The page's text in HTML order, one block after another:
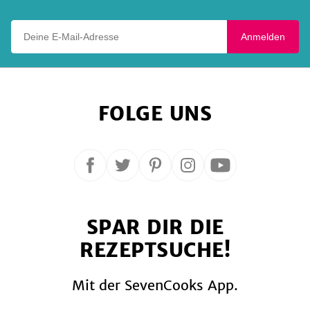
Anmelden
FOLGE UNS
Folge
Facebook
Folge
Twitter
Folge
Pinterest
Folge
Instagram
Folge
YouTube
SPAR DIR DIE
REZEPTSUCHE!
Mit der SevenCooks App.